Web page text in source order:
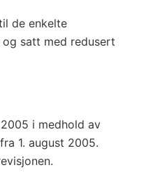
de enkelte
satt med redusert
i medhold av
1. august 2005.